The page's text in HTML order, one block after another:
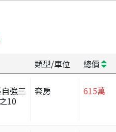
類型/車位 總價
強三
10
套房 615萬